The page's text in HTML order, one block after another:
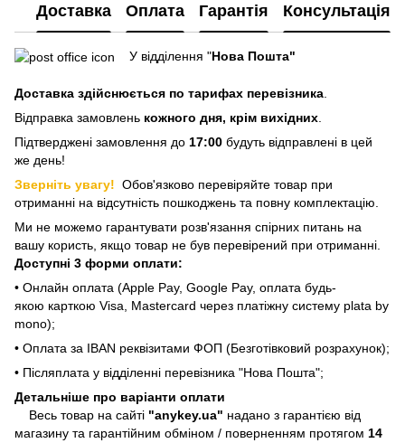
Доставка Оплата Гарантія Консультація
У відділення "Нова Пошта"
Доставка здійснюється по тарифах перевізника.
Відправка замовлень кожного дня, крім вихідних.
Підтверджені замовлення до 17:00 будуть відправлені в цей
же день!
Зверніть увагу! Обов'язково перевіряйте товар при
отриманні на відсутність пошкоджень та повну комплектацію.
Ми не можемо гарантувати розв'язання спірних питань на
вашу користь, якщо товар не був перевірений при отриманні.
Доступні 3 форми оплати:
• Онлайн оплата (Apple Pay, Google Pay, оплата будь-
якою карткою Visa, Mastercard через платіжну систему plata by
mono);
• Оплата за IBAN реквізитами ФОП (Безготівковий розрахунок);
• Післяплата у відділенні перевізника "Нова Пошта";
Детальніше про варіанти оплати
Весь товар на сайті "anykey.ua" надано з гарантією від
магазину та гарантійним обміном / поверненням протягом 14